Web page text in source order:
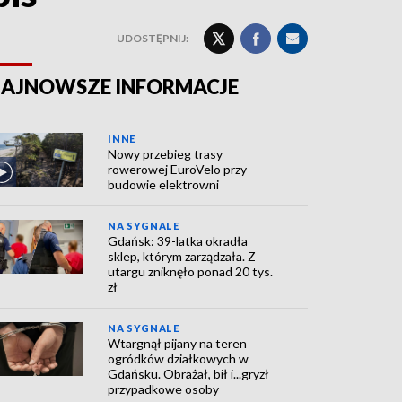
UDOSTĘPNIJ:
INFORMACJE
INNE
Nowy przebieg trasy
rowerowej EuroVelo przy
budowie elektrowni
NA SYGNALE
Gdańsk: 39-latka okradła
sklep, którym zarządzała. Z
utargu zniknęło ponad 20 tys.
zł
NA SYGNALE
Wtargnął pijany na teren
ogródków działkowych w
Gdańsku. Obrażał, bił i...gryzł
przypadkowe osoby